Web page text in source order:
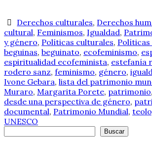
Derechos culturales, Derechos
cultural, Feminismos, Igualdad,
y género, Políticas culturales, Políticas
beguinas, beguinato, ecofeminismo,
espiritualidad ecofeminista, estefanía
rodero sanz, feminismo, género,
Ivone Gebara, lista del patrimonio
Muraro, Margarita Porete, patrimonio,
desde una perspectiva de género,
documental, Patrimonio Mundial,
UNESCO
Buscar